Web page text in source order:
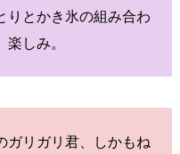
りとかき氷の組み合わ
しみ。
ガリガリ君、しかもね